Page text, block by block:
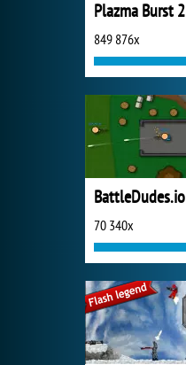
Plazma Burst 2
849 876x
BattleDudes.io
70 340x